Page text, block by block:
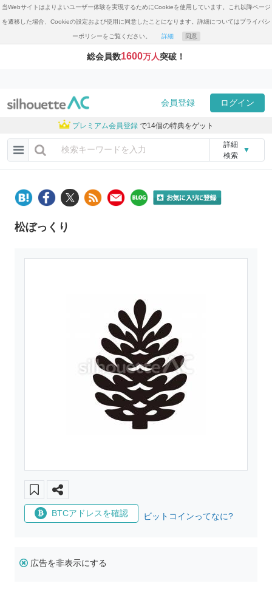
当Webサイトはよりよいユーザー体験を実現するためにCookieを使用しています。これ以降ページ
を遷移した場合、Cookieの設定および使用に同意したことになります。詳細についてはプライバシ
ーポリシーをご覧ください。 詳細 同意
総会員数1600万人突破！
会員登録 ログイン
プレミアム会員登録 で14個の特典をゲット
詳細
検索
▼
松ぼっくり
BTCアドレスを確認 ビットコインってなに?
広告を非表示にする